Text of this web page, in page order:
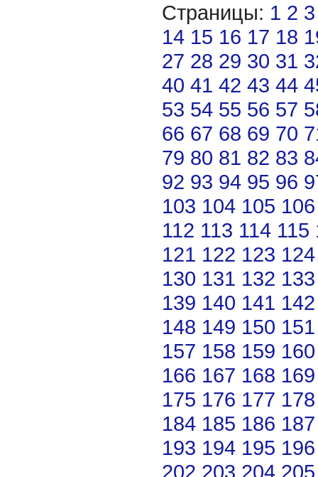
Страницы: 1 2 3
14 15 16 17 18
27 28 29 30 31
40 41 42 43 44
53 54 55 56 57
66 67 68 69 70
79 80 81 82 83
92 93 94 95 96
103 104 105 106
112 113 114 115
121 122 123 124
130 131 132 133
139 140 141 142
148 149 150 151
157 158 159 160
166 167 168 169
175 176 177 178
184 185 186 187
193 194 195 196
202 203 204 205